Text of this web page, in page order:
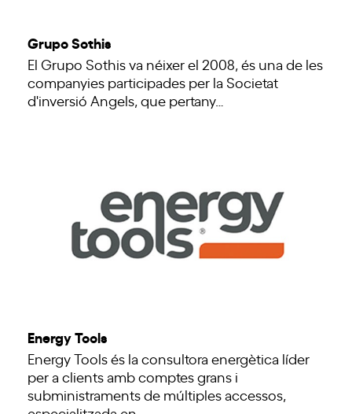
Grupo Sothis
El Grupo Sothis va néixer el 2008, és una de les
companyies participades per la Societat
d'inversió Angels, que pertany…
Energy Tools
Energy Tools és la consultora energètica líder
per a clients amb comptes grans i
subministraments de múltiples accessos,